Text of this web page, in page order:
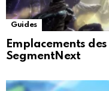
Guides
Emplacements
SegmentNext